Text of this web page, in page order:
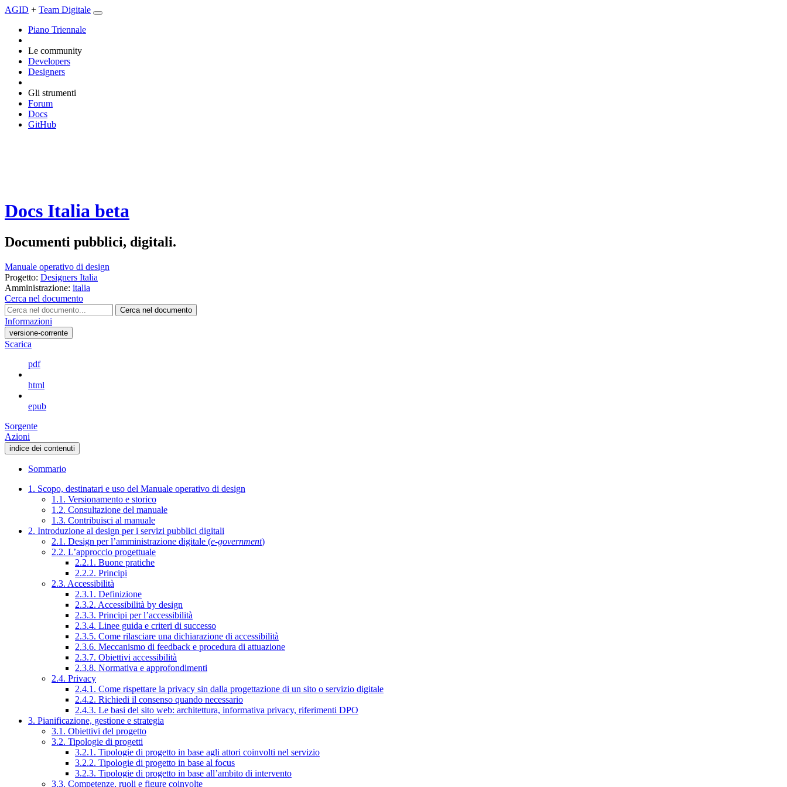
AGID + Team Digitale
Piano Triennale
Le community
Developers
Designers
Gli strumenti
Forum
Docs
GitHub
Docs Italia beta
Documenti pubblici, digitali.
Manuale operativo di design
Progetto: Designers Italia
Amministrazione: italia
Cerca nel documento
Cerca nel documento
Informazioni
versione-corrente
Scarica
pdf
html
epub
Sorgente
Azioni
indice dei contenuti
Sommario
1. Scopo, destinatari e uso del Manuale operativo di design
1.1. Versionamento e storico
1.2. Consultazione del manuale
1.3. Contribuisci al manuale
2. Introduzione al design per i servizi pubblici digitali
2.1. Design per l’amministrazione digitale (e-government)
2.2. L’approccio progettuale
2.2.1. Buone pratiche
2.2.2. Principi
2.3. Accessibilità
2.3.1. Definizione
2.3.2. Accessibilità by design
2.3.3. Principi per l’accessibilità
2.3.4. Linee guida e criteri di successo
2.3.5. Come rilasciare una dichiarazione di accessibilità
2.3.6. Meccanismo di feedback e procedura di attuazione
2.3.7. Obiettivi accessibilità
2.3.8. Normativa e approfondimenti
2.4. Privacy
2.4.1. Come rispettare la privacy sin dalla progettazione di un sito o servizio digitale
2.4.2. Richiedi il consenso quando necessario
2.4.3. Le basi del sito web: architettura, informativa privacy, riferimenti DPO
3. Pianificazione, gestione e strategia
3.1. Obiettivi del progetto
3.2. Tipologie di progetti
3.2.1. Tipologie di progetto in base agli attori coinvolti nel servizio
3.2.2. Tipologie di progetto in base al focus
3.2.3. Tipologie di progetto in base all’ambito di intervento
3.3. Competenze, ruoli e figure coinvolte